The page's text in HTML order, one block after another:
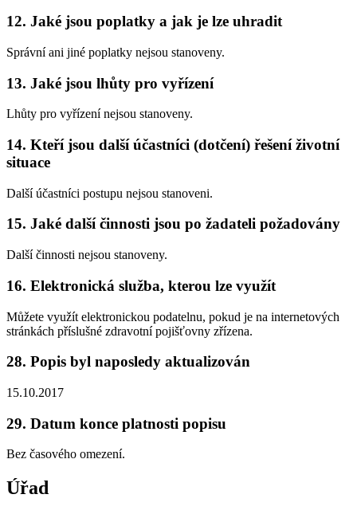
12. Jaké jsou poplatky a jak je lze uhradit
Správní ani jiné poplatky nejsou stanoveny.
13. Jaké jsou lhůty pro vyřízení
Lhůty pro vyřízení nejsou stanoveny.
14. Kteří jsou další účastníci (dotčení) řešení životní
situace
Další účastníci postupu nejsou stanoveni.
15. Jaké další činnosti jsou po žadateli požadovány
Další činnosti nejsou stanoveny.
16. Elektronická služba, kterou lze využít
Můžete využít elektronickou podatelnu, pokud je na internetových
stránkách příslušné zdravotní pojišťovny zřízena.
28. Popis byl naposledy aktualizován
15.10.2017
29. Datum konce platnosti popisu
Bez časového omezení.
Úřad